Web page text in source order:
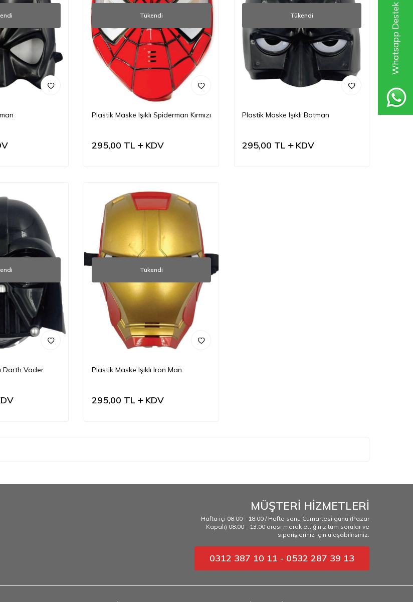
Whatsapp Destek Hattı
Tükendi
Plastik Maske Işıklı Spiderman Kırmızı
295,00 TL KDV
Tükendi
Plastik Maske Işıklı Batman
295,00 TL KDV
Darth Vader
Tükendi
Plastik Maske Işıklı Iron Man
295,00 TL KDV
MÜŞTERİ HİZMETLERİ
Hafta içi 08:00 - 18:00 / Hafta sonu Cumartesi günü (Pazar
Kapalı) 08:00 - 13:00 arası merak ettiğiniz tüm sorular ve
siparişleriniz için ulaşabilirsiniz.
0312 387 10 11 - 0532 287 39 13